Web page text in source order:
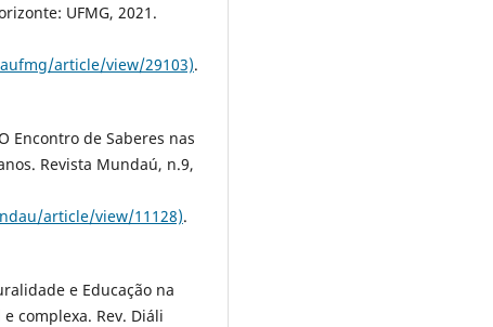
UFMG, 2021.
article/view/29103).
Encontro de Saberes nas
Revista Mundaú, n.9,
article/view/11128).
e Educação na
complexa. Rev. Diáli